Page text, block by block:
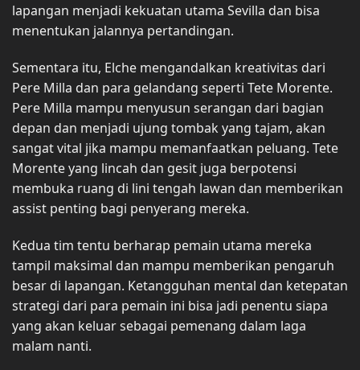
lapangan menjadi kekuatan utama Sevilla dan bisa
menentukan jalannya pertandingan.
Sementara itu, Elche mengandalkan kreativitas dari
Pere Milla dan para gelandang seperti Tete Morente.
Pere Milla mampu menyusun serangan dari bagian
depan dan menjadi ujung tombak yang tajam, akan
sangat vital jika mampu memanfaatkan peluang. Tete
Morente yang lincah dan gesit juga berpotensi
membuka ruang di lini tengah lawan dan memberikan
assist penting bagi penyerang mereka.
Kedua tim tentu berharap pemain utama mereka
tampil maksimal dan mampu memberikan pengaruh
besar di lapangan. Ketangguhan mental dan ketepatan
strategi dari para pemain ini bisa jadi penentu siapa
yang akan keluar sebagai pemenang dalam laga
malam nanti.